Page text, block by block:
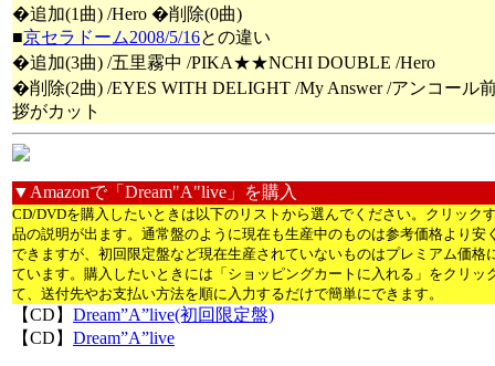
�追加(1曲) /Hero �削除(0曲)
■京セラドーム2008/5/16との違い
�追加(3曲) /五里霧中 /PIKA★★NCHI DOUBLE /Hero
�削除(2曲) /EYES WITH DELIGHT /My Answer /アンコール
拶がカット
▼Amazonで「Dream"A"live」を購入
CD/DVDを購入したいときは以下のリストから選んでください。クリック
品の説明が出ます。通常盤のように現在も生産中のものは参考価格より安
できますが、初回限定盤など現在生産されていないものはプレミアム価格
ています。購入したいときには「ショッピングカートに入れる」をクリッ
て、送付先やお支払い方法を順に入力するだけで簡単にできます。
【CD】 Dream”A”live(初回限定盤)
【CD】 Dream”A”live